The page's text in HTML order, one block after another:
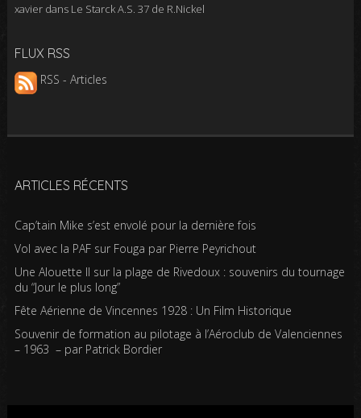
xavierdans Le Starck A.S. 37 de R.Nickel
FLUX RSS
RSS - Articles
ARTICLES RÉCENTS
Cap’tain Mike s’est envolé pour la dernière fois
Vol avec la PAF sur Fouga par Pierre Peyrichout
Une Alouette II sur la plage de Rivedoux : souvenirs du tournage
du “Jour le plus long”
Fête Aérienne de Vincennes 1928 : Un Film Historique
Souvenir de formation au pilotage à l’Aéroclub de Valenciennes
– 1963 – par Patrick Bordier